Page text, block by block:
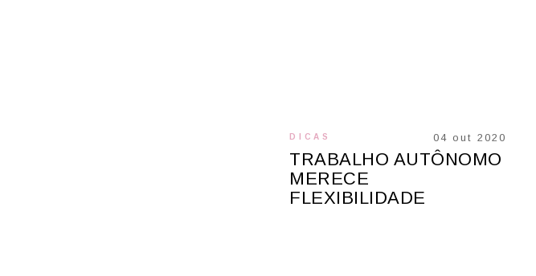
DICAS 04 out 2020
TRABALHO AUTÔNOMO
MERECE
FLEXIBILIDADE